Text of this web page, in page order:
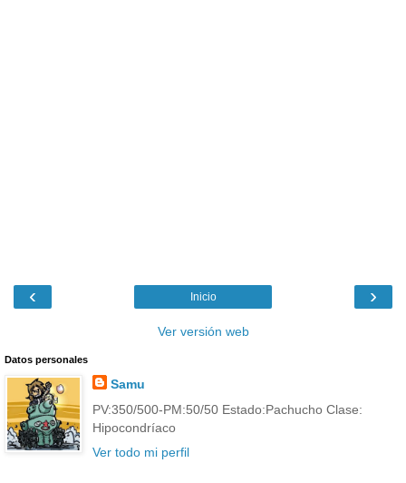
‹ ›
Inicio
Ver versión web
Datos personales
Samu
PV:350/500-PM:50/50 Estado:Pachucho Clase:
Hipocondríaco
Ver todo mi perfil